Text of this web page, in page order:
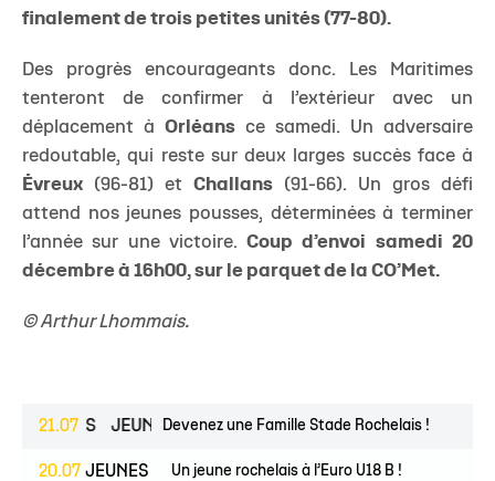
finalement de trois petites unités (77-80).
Des progrès encourageants donc. Les Maritimes
tenteront de confirmer à l’extérieur avec un
déplacement à Orléans ce samedi. Un adversaire
redoutable, qui reste sur deux larges succès face à
Évreux (96-81) et Challans (91-66). Un gros défi
attend nos jeunes pousses, déterminées à terminer
l’année sur une victoire.Coup d’envoi samedi 20
décembre à 16h00, sur le parquet de la CO’Met.
© Arthur Lhommais.
21.07
ESPOIRS JEUNES Devenez une Famille Stade Rochelais !
20.07 JEUNES Un jeune rochelais à l’Euro U18 B !